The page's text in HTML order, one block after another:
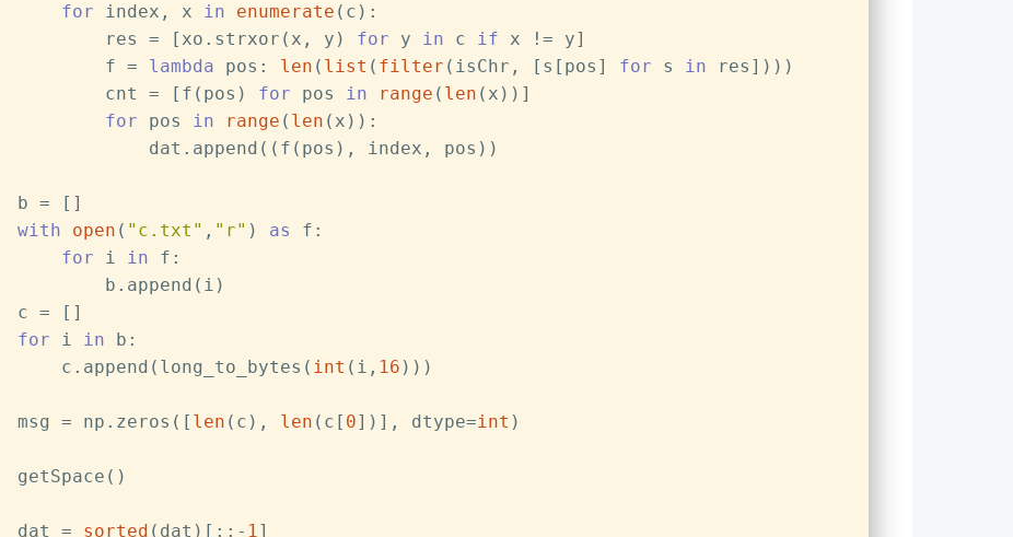
for index, x in enumerate (c):
        res = [xo.strxor(x, y)
for y in c if x != y]
        f =
lambda pos: len ( list ( filter (isChr, [s[pos] for s in res])))
        cnt = [f(pos)
for pos in range ( len (x))]
for pos in range ( len (x)):
            dat.append((f(pos), index, pos))
b = []
with
open ( "c.txt" , "r" ) as
f:
for i in f:
        b.append(i)
c = []
for i in b:
    c.append(long_to_bytes(
int (i, 16 )))
msg = np.zeros([ len (c), len (c[ 0])], dtype=int )
getSpace()
dat = sorted (dat)[::- 1]